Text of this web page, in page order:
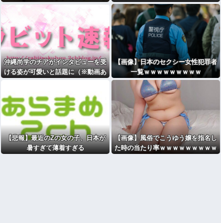
まうｗｗｗwｗｗｗｗｗｗｗｗ
沖縄尚学のチアがインタビューを受
ける姿が可愛いと話題に（※動画あ
【画像】日本のセクシー女性犯罪者
一覧ｗｗｗｗｗｗｗｗｗ
【悲報】最近のZの女の子、日本が
暑すぎて薄着すぎる
【画像】風俗でこうゆう嬢を指名し
た時の当たり率ｗｗｗｗｗｗｗｗｗ